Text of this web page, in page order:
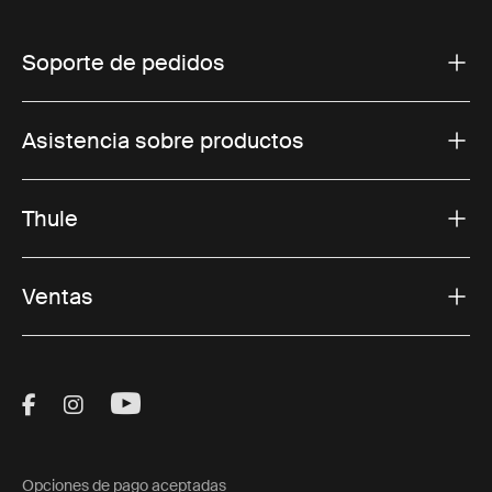
Soporte de pedidos
Asistencia sobre productos
Thule
Ventas
Visit Thule on Facebook (external link)
Visit Thule on Instagram (external link)
Visit Thule on Youtube (external
Opciones de pago aceptadas